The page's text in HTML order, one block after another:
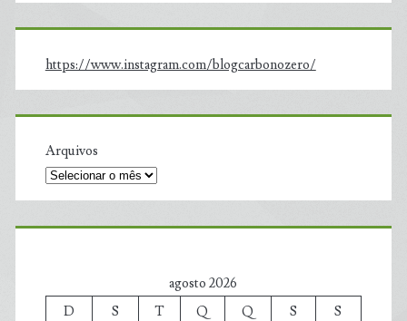
https://www.instagram.com/blogcarbonozero/
Arquivos
agosto 2026
D
S T Q Q S
S